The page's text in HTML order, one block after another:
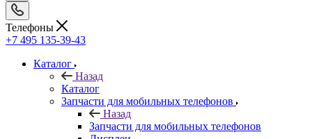
Телефоны
+7 495 135-39-43
Каталог
Назад
Каталог
Запчасти для мобильных телефонов
Назад
Запчасти для мобильных телефонов